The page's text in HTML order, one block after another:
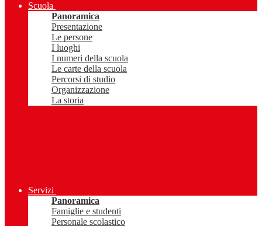
Scuola
Panoramica
Presentazione
Le persone
I luoghi
I numeri della scuola
Le carte della scuola
Percorsi di studio
Organizzazione
La storia
Servizi
Panoramica
Famiglie e studenti
Personale scolastico